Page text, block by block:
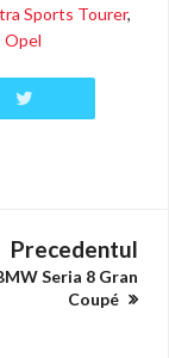
Sports Tourer,
Opel
Precedentul
Seria 8 Gran
Coupé